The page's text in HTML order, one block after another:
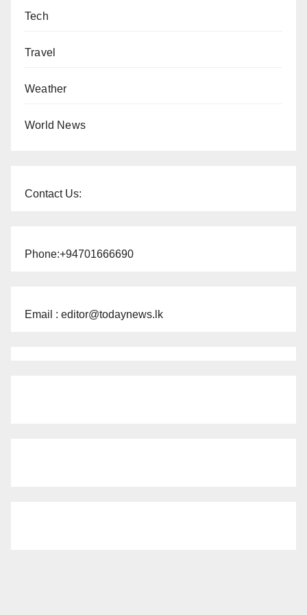
Tech
Travel
Weather
World News
Contact Us:
Phone:+94701666690
Email : editor@todaynews.lk